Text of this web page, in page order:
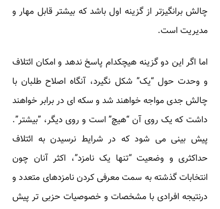
چالش برانگیزتر از گزینه اول باشد که بیشتر قابل مهار و
مدیریت است.‏
اما اگر این دو گزینه هیچکدام پاسخ ندهد و امکان ائتلاف
و وحدت حول “یک” شکل نگیرد، آنگاه اصلاح طلبان ‏با
چالش جدی مواجه خواهند شد و سکه ای در برابر خواهند
داشت که یک روی آن “هیچ” است و روی دیگر، ‏‏”بیشتر”.
پیش بینی می شود که در شرایط نرسیدن به ائتلاف
حداکثری و وضعیت “تنها یک نامزد”، اکثر آنان ‏چون
انتخابات گذشته به سمت معرفی کردن نامزدهای متعدد و
درنتیجه افرادی با مشخصات و خصوصیات ‏حزبی تر پیش